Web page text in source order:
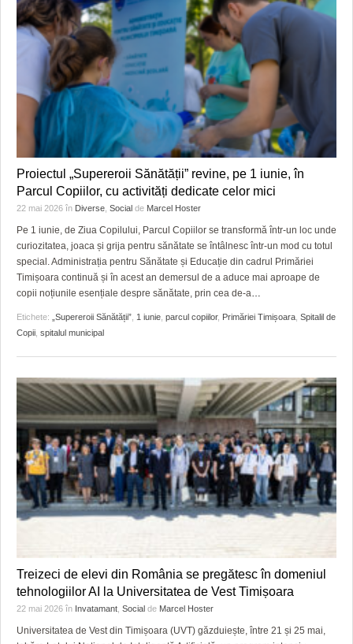
Proiectul „Supereroii Sănătății” revine, pe 1 iunie, în
Parcul Copiilor, cu activități dedicate celor mici
22 mai 2026 în Diverse Social de Marcel Hoster
Pe 1 iunie, de Ziua Copilului, Parcul Copiilor se transformă într-un loc unde
curiozitatea, joaca și grija pentru sănătate se întâlnesc într-un mod cu totul
special. Administrația pentru Sănătate și Educație din cadrul Primăriei
Timișoara continuă și în acest an demersul de a aduce mai aproape de
copii noțiunile esențiale despre sănătate, prin cea de-a
Etichete: „Supereroii Sănătății” 1 iunie parcul copiilor, Primăriei Timișoara Spitalil de
Copii spitalul municipal
Treizeci de elevi din România se pregătesc în domeniul
tehnologiilor AI la Universitatea de Vest Timișoara
22 mai 2026 în Invatamant Social de Marcel Hoster
Universitatea de Vest din Timișoara (UVT) găzduiește, între 21 și 25 mai,